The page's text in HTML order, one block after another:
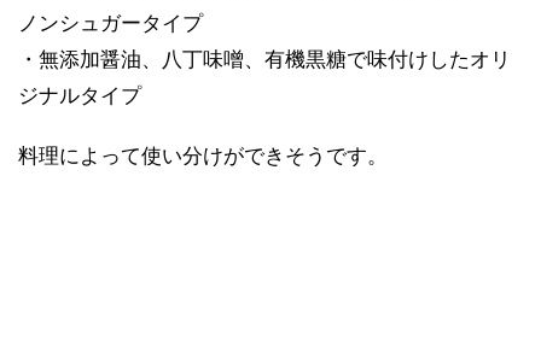
ノンシュガータイプ
・無添加醤油、八丁味噌、有機黒糖で味付けしたオリ
ジナルタイプ
料理によって使い分けができそうです。